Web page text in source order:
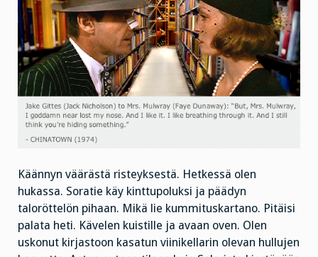
Käännyn väärästä risteyksestä. Hetkessä olen
hukassa. Soratie käy kinttupoluksi ja päädyn
taloröttelön pihaan. Mikä lie kummituskartano. Pitäisi
palata heti. Kävelen kuistille ja avaan oven. Olen
uskonut kirjastoon kasatun viinikellarin olevan hullujen